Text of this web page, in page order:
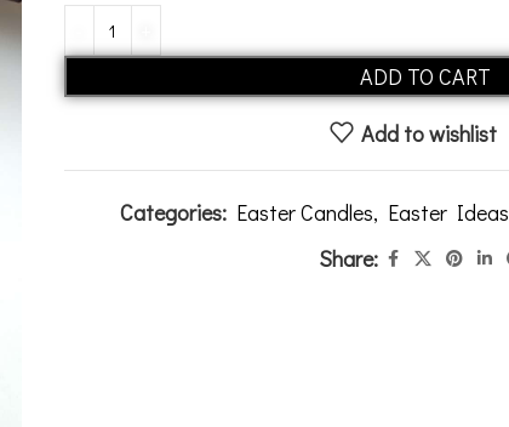
ADD TO CART
Add to wishlist
Categories: Easter Candles, Easter Ideas
Share: